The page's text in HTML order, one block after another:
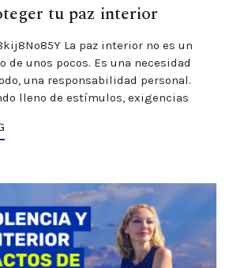
tu paz interior
La paz interior no es un
unos pocos. Es una necesidad
una responsabilidad personal.
lleno de estímulos, exigencias